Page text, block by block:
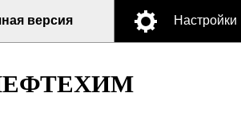
версия Настройки